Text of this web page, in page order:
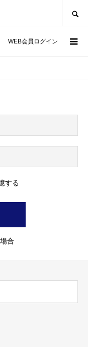
WEB会員ログイン
する
合